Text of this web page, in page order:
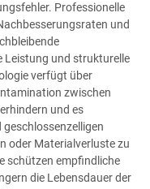
Professionelle
und
Leistung und strukturelle
verfügt über
zwischen
und es
oder Materialverluste zu
schützen empfindliche
die Lebensdauer der